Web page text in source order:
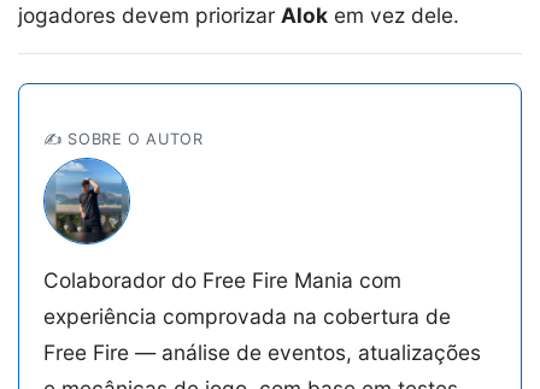
jogadores devem priorizar Alok em vez dele.
✍️ SOBRE O AUTOR
Colaborador do Free Fire Mania com
experiência comprovada na cobertura de
Free Fire — análise de eventos, atualizações